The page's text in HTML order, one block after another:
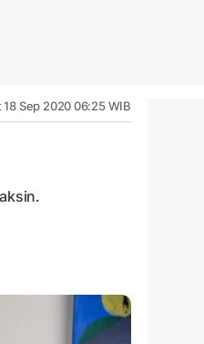
18 Sep 2020 06:25 WIB